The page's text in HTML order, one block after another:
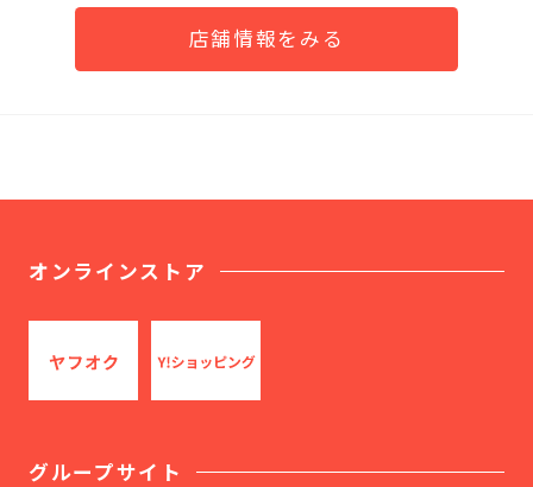
店舗情報をみる
オンラインストア
グループサイト